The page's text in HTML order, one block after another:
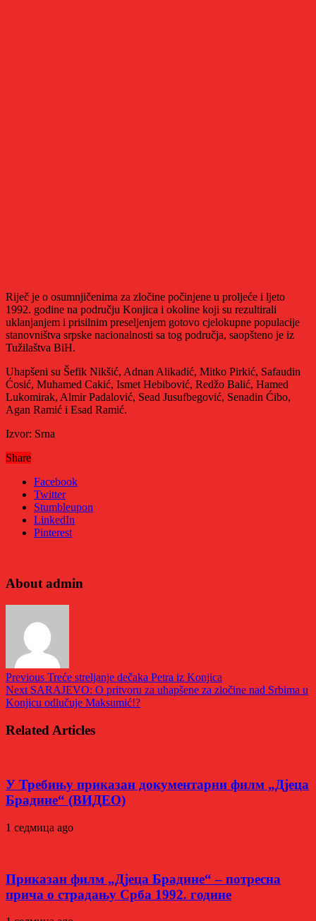
Riječ je o osumnjičenima za zločine počinjene u proljeće i ljeto
1992. godine na području Konjica i okoline koji su rezultirali
uklanjanjem i prisilnim preseljenjem gotovo cjelokupne populacije
stanovništva srpske nacionalnosti sa tog područja, saopšteno je iz
Tužilaštva BiH.
Uhapšeni su Šefik Nikšić, Adnan Alikadić, Mitko Pirkić, Safaudin
Ćosić, Muhamed Cakić, Ismet Hebibović, Redžo Balić, Hamed
Lukomirak, Almir Padalović, Sead Јusufbegović, Senadin Ćibo,
Agan Ramić i Esad Ramić.
Izvor: Srna
Share
Facebook
Twitter
Stumbleupon
LinkedIn
Pinterest
About admin
Previous Treće streljanje dečaka Petra iz Konjica
Next SARAJEVO: O pritvoru za uhapšene za zločine nad Srbima u
Konjicu odlučuje Maksumić!?
Related Articles
У Требињу приказан документарни филм „Дјеца
Брадине“ (ВИДЕО)
1 седмица ago
Приказан филм „Дјеца Брадине“ – потресна
прича о страдању Срба 1992. године